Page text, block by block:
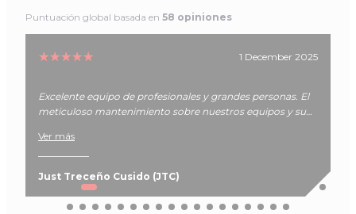
Puntuación global basada en 58 opiniones
☆☆☆☆☆
★★★★★ 25 November 2025
Servicio técnico y atención personal de mucha calidad!!!
Jordi Moreno